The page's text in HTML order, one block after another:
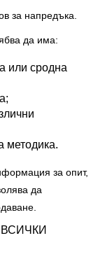
за напредъка.
да има:
или сродна
методика.
за опит,
да